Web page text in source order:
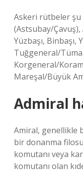
Askeri rütbeler şu
(Astsubay/
Yüzbaşı, Binbaşı,
Tuğgeneral/
Korgeneral/
Mareşal/Büyük
Admiral
Amiral, genellikle
bir donanma
komutanı veya
komutanı olan